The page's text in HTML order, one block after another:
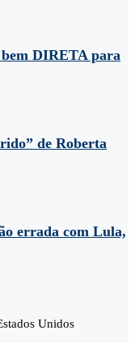
DIRETA para
de Roberta
errada com Lula,
Unidos